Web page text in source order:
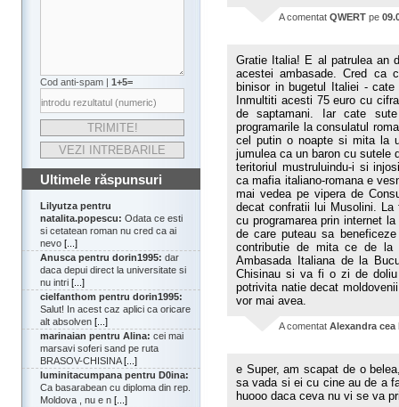
Cod anti-spam | 1+5=
Ultimele răspunsuri
Lilyutza pentru
natalita.popescu: Odata ce esti
si cetatean roman nu cred ca ai
nevo [...]
Anusca pentru dorin1995: dar
daca depui direct la universitate si
nu intri [...]
cielfanthom pentru dorin1995:
Salut! In acest caz aplici ca oricare
alt absolven [...]
marinaian pentru Alina: cei mai
marsavi soferi sand pe ruta
BRASOV-CHISINA[...]
luminitacumpana pentru D0ina:
Ca basarabean cu diploma din rep.
Moldova , nu e n [...]
A comentat QWERT pe
Gratie Italia! E al patrulea an
acestei ambasade. Cred ca
binisor in bugetul Italiei -
Inmultiti acesti 75 euro cu
de saptamani. Iar cate
programarile la consulatul
cel putin o noapte si mita la
jumulea ca un baron cu sutele
teritoriul mustruluindu-i si
ca mafia italiano-romana e
mai vedea pe vipera de
decat confratii lui Musolini.
cu programarea prin internet
de care puteau sa
contributie de mita ce de la
Ambasada Italiana de la
Chisinau si va fi o zi de
potrivita natie decat
vor mai avea.
A comentat Alexandra cea
e Super, am scapat de o
sa vada si ei cu cine au de a
huooo daca ceva nu vi se va